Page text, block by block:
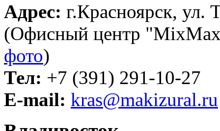
Адрес: г.Красноярск, ул.
(Офисный центр
фото)
Тел: +7 (391) 291-10-27
E-mail: kras@makizural.ru